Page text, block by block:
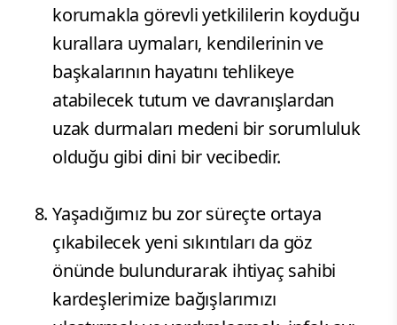
korumakla görevli yetkililerin koyduğu
kurallara uymaları, kendilerinin ve
başkalarının hayatını tehlikeye
atabilecek tutum ve davranışlardan
uzak durmaları medeni bir sorumluluk
olduğu gibi dini bir vecibedir.
​Yaşadığımız bu zor süreçte ortaya
çıkabilecek yeni sıkıntıları da göz
önünde bulundurarak ihtiyaç sahibi
kardeşlerimize bağışlarımızı